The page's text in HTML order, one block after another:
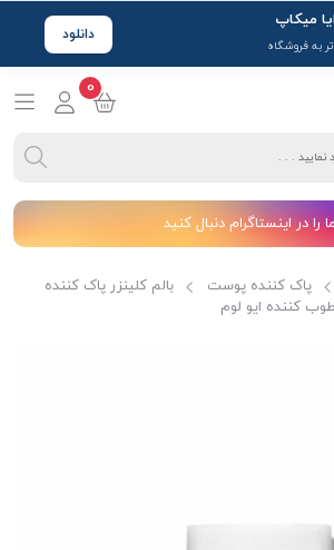
میکاپ
به فروشگاه
دانلود
0
را در اینستاگرام دنبال کنید
پاک کننده پوست
بالم کلینزر پاک کننده
کننده ایو لوم